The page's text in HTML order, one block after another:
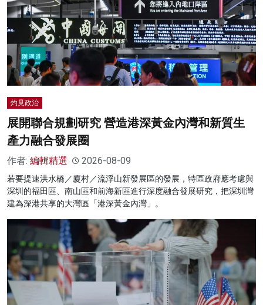
灼見政治
展開聯合規劃研究 營造港深黃金內灣和新質生
產力融合發展圈
作者: 編輯精選 2026-08-09
若要提速洪水橋／廈村／流浮山新發展區的發展，特區政府應考慮與
深圳的福田區、南山區和前海新區進行深度融合發展研究，把深圳灣
建為深港共享的大灣區「港深黃金內灣」。